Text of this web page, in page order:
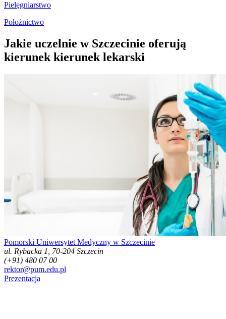
Pielęgniarstwo
Położnictwo
Jakie uczelnie w Szczecinie oferują
kierunek kierunek lekarski
Pomorski Uniwersytet Medyczny w Szczecinie
ul. Rybacka 1, 70-204 Szczecin
(+91) 480 07 00
rektor@pum.edu.pl
Prezentacja